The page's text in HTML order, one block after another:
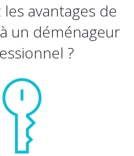
avantages de
un déménageur
?